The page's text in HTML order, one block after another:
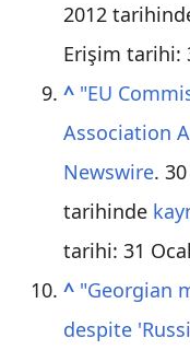
2012
Erişim tarihi:
^ "EU
Association
Newswire.
tarihinde
tarihi: 31
^ "Georgian
despite